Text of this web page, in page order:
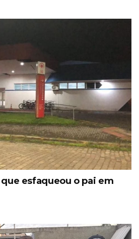
esfaqueou o pai em